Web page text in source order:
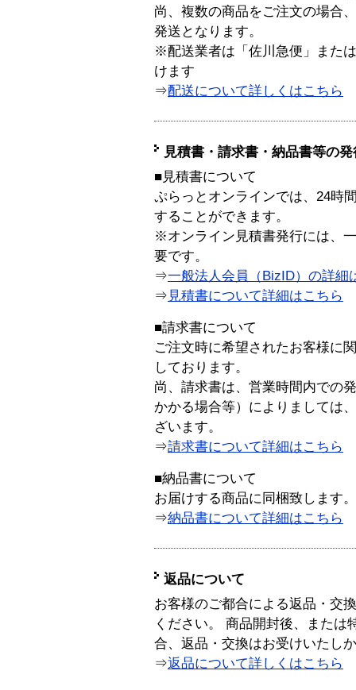
尚、複数の商品をご注文の場合
発送となります。
※配送業者は「佐川急便」また
けます
⇒配送について詳しくはこちら
見積書・請求書・納品書等の
■見積書について
ぷらっとオンラインでは、24時
することができます。
※オンライン見積書発行には、
要です。
⇒一般法人会員（BizID）の詳細
⇒ 見積書について詳細はこちら
■請求書について
ご注文時に希望されたお客様に
しております。
尚、請求書は、営業時間内での
かかる場合等）によりましては
ざいます。
⇒請求書について詳細はこちら
■納品書について
お届けする商品に同梱致します。
⇒納品書について詳細はこちら
返品について
お客様のご都合による返品・交
ください。 商品開封後、または
合、返品・交換はお受けいたし
⇒返品について詳しくはこちら